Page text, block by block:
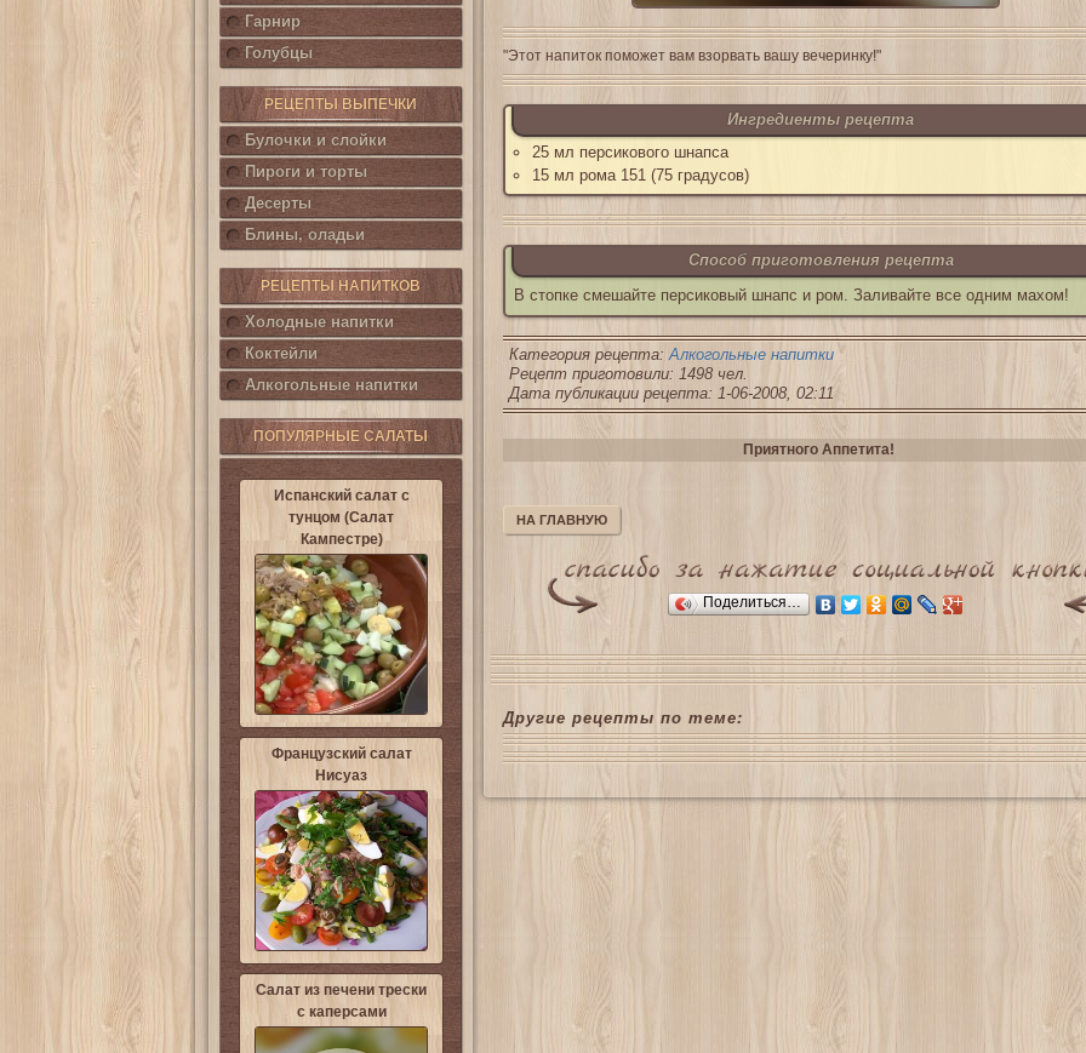
Гарнир
Голубцы
РЕЦЕПТЫ ВЫПЕЧКИ
Булочки и слойки
Пироги и торты
Десерты
Блины, оладьи
РЕЦЕПТЫ НАПИТКОВ
Холодные напитки
Коктейли
Алкогольные напитки
ПОПУЛЯРНЫЕ САЛАТЫ
Испанский салат с
тунцом (Салат
Кампестре)
Французский салат
Нисуаз
Салат из печени трески
с каперсами
"Этот напиток поможет вам взорвать вашу вечеринку!"
Ингредиенты рецепта
25 мл персикового шнапса
15 мл рома 151 (75 градусов)
Способ приготовления рецепта
В стопке смешайте персиковый шнапс и ром. Заливайте все одним махом!
Категория рецепта: Алкогольные напитки
Рецепт приготовили: 1498 чел.
Дата публикации рецепта: 1-06-2008, 02:11
Приятного Аппетита!
НА ГЛАВНУЮ
Поделиться…
Другие рецепты по теме: